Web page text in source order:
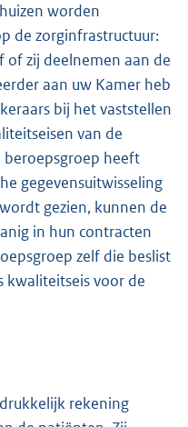
worden
de zorginfrastructuur:
of zij deelnemen aan de
aan uw Kamer heb
bij het vaststellen
van de
beroepsgroep heeft
gegevensuitwisseling
gezien, kunnen de
in hun contracten
zelf die beslist
kwaliteitseis voor de
rekening